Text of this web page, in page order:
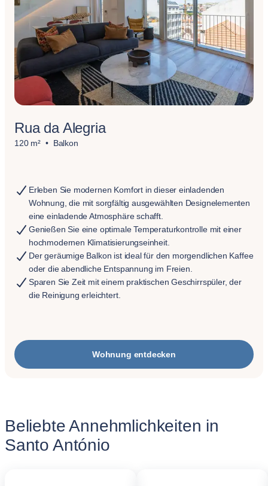
Rua da Alegria
120 m² Balkon
Erleben Sie modernen Komfort in dieser einladenden
Wohnung, die mit sorgfältig ausgewählten Designelementen
eine einladende Atmosphäre schafft.
Genießen Sie eine optimale Temperaturkontrolle mit einer
hochmodernen Klimatisierungseinheit.
Der geräumige Balkon ist ideal für den morgendlichen Kaffee
oder die abendliche Entspannung im Freien.
Sparen Sie Zeit mit einem praktischen Geschirrspüler, der
die Reinigung erleichtert.
Wohnung entdecken
Beliebte Annehmlichkeiten in
Santo António